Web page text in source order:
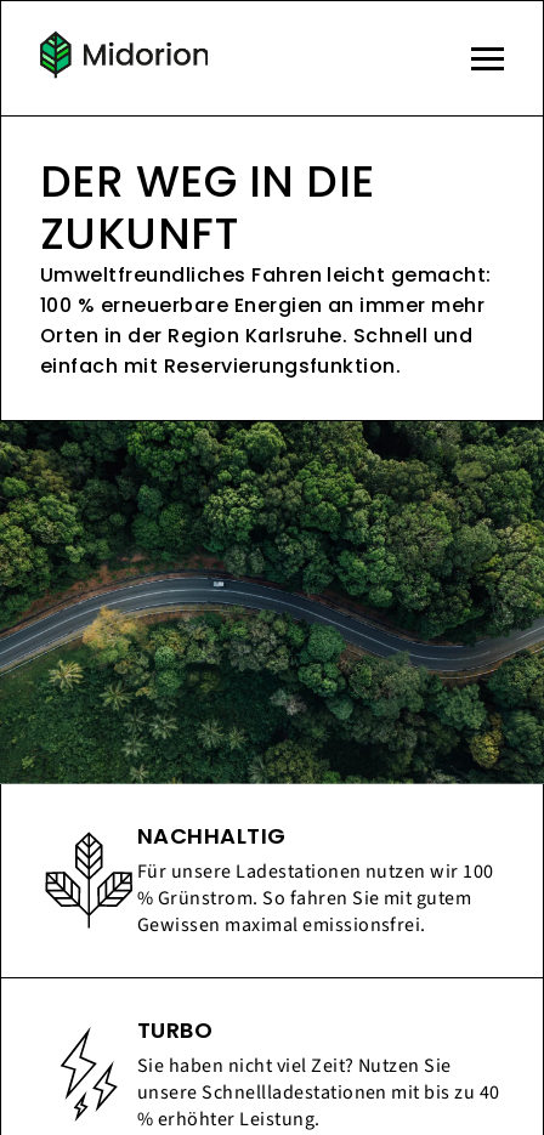
DER WEG IN DIE
ZUKUNFT
Umweltfreundliches Fahren leicht gemacht:
100 % erneuerbare Energien an immer mehr
Orten in der Region Karlsruhe. Schnell und
einfach mit Reservierungsfunktion.
NACHHALTIG
Für unsere Ladestationen nutzen wir 100
% Grünstrom. So fahren Sie mit gutem
Gewissen maximal emissionsfrei.
TURBO
Sie haben nicht viel Zeit? Nutzen Sie
unsere Schnellladestationen mit bis zu 40
% erhöhter Leistung.